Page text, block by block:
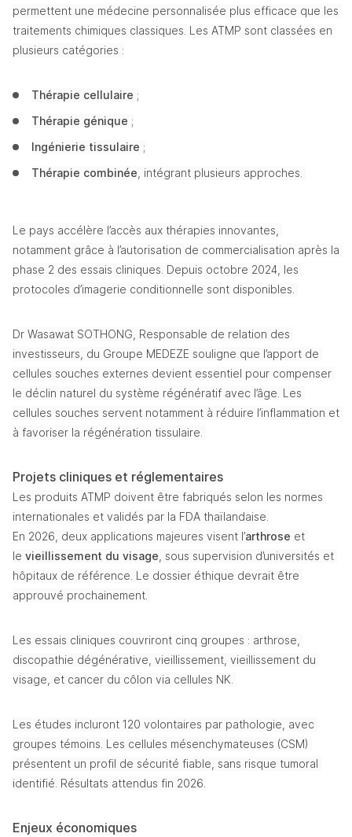
permettent une médecine personnalisée plus efficace que les
traitements chimiques classiques. Les ATMP sont classées en
plusieurs catégories :
Thérapie cellulaire ;
Thérapie génique ;
Ingénierie tissulaire ;
Thérapie combinée , intégrant plusieurs approches.
Le pays accélère l’accès aux thérapies innovantes,
notamment grâce à l’autorisation de commercialisation après la
phase 2 des essais cliniques. Depuis octobre 2024, les
protocoles d’imagerie conditionnelle sont disponibles.
Dr Wasawat SOTHONG, Responsable de relation des
investisseurs, du Groupe MEDEZE souligne que l’apport de
cellules souches externes devient essentiel pour compenser
le déclin naturel du système régénératif avec l’âge. Les
cellules souches servent notamment à réduire l’inflammation et
à favoriser la régénération tissulaire.
Projets cliniques et réglementaires
Les produits ATMP doivent être fabriqués selon les normes
internationales et validés par la FDA thaïlandaise.
En 2026, deux applications majeures visent l’arthrose et
le vieillissement du visage , sous supervision d’universités et
hôpitaux de référence. Le dossier éthique devrait être
approuvé prochainement.
Les essais cliniques couvriront cinq groupes : arthrose,
discopathie dégénérative, vieillissement, vieillissement du
visage, et cancer du côlon via cellules NK.
Les études incluront 120 volontaires par pathologie, avec
groupes témoins. Les cellules mésenchymateuses (CSM)
présentent un profil de sécurité fiable, sans risque tumoral
identifié. Résultats attendus fin 2026.
Enjeux économiques